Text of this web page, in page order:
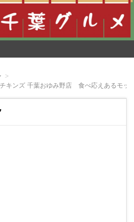
キンズ 千葉おゆみ野店 食べ応えあるモッ